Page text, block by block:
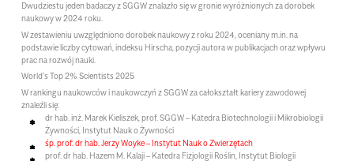
Dwudziestu jeden badaczy z SGGW znalazło się w gronie wyróżnionych za dorobek
naukowy w 2024 roku.
W zestawieniu uwzględniono dorobek naukowy zroku 2024 , oceniany m.in. na
podstawie liczby cytowań, indeksu Hirscha, pozycji autora w publikacjach oraz wpływu
prac na rozwój nauki.
World’s Top 2% Scientists 2025
W rankingu naukowców i naukowczyń z SGGW za całokształt kariery zawodowej
znaleźli się:
dr hab. inż. Marek Kieliszek, prof. SGGW – Katedra Biotechnologii i Mikrobiologii
Żywności, Instytut Nauk o Żywności
śp. prof. dr hab. Jerzy Woyke – Instytut Nauk o Zwierzętach
prof. dr hab. Hazem M. Kalaji – Katedra Fizjologii Roślin, Instytut Biologii